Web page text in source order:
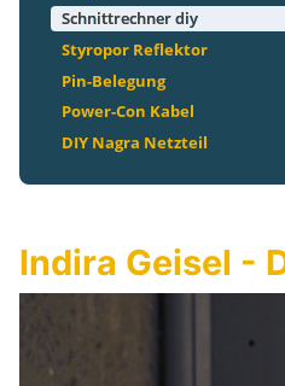
Schnittrechner diy
Styropor Reflektor
Pin-Belegung
Power-Con Kabel
DIY Nagra Netzteil
Indira Geisel -